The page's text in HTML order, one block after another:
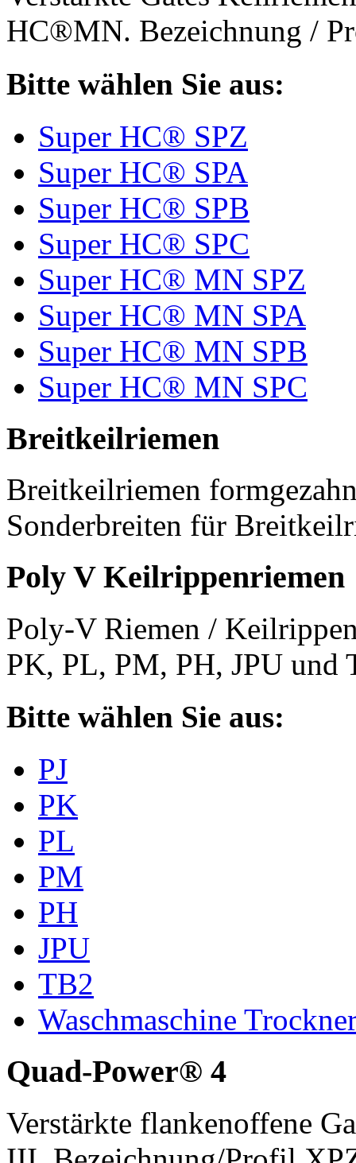
HC®MN. Bezeichnung /
Bitte wählen Sie aus:
Super HC® SPZ
Super HC® SPA
Super HC® SPB
Super HC® SPC
Super HC® MN SPZ
Super HC® MN SPA
Super HC® MN SPB
Super HC® MN SPC
Breitkeilriemen
Breitkeilriemen
Sonderbreiten für
Poly V Keilrippenriemen
Poly-V Riemen /
PK, PL, PM, PH, JPU und
Bitte wählen Sie aus:
PJ
PK
PL
PM
PH
JPU
TB2
Waschmaschine
Quad-Power® 4
Verstärkte flankenoffene